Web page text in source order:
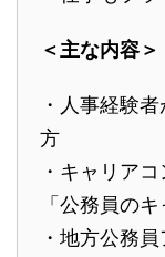
＜主な内容＞
・人事経験
方
・キャリア
「公務員のキ
・地方公務